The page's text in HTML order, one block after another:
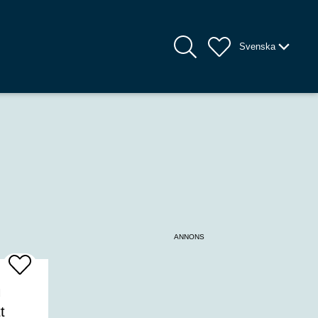
Svenska
Add
To
ANNONS